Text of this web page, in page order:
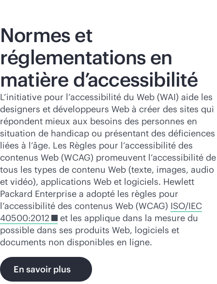
Normes et
réglementations en
matière d’accessibilité
L’initiative pour l’accessibilité du Web (WAI) aide les
designers et développeurs Web à créer des sites qui
répondent mieux aux besoins des personnes en
situation de handicap ou présentant des déficiences
liées à l’âge. Les Règles pour l’accessibilité des
contenus Web (WCAG) promeuvent l’accessibilité de
tous les types de contenu Web (texte, images, audio
et vidéo), applications Web et logiciels. Hewlett
Packard Enterprise a adopté les règles pour
l’accessibilité des contenus Web (WCAG) ISO/IEC
40500:2012
et les applique dans la mesure du
possible dans ses produits Web, logiciels et
documents non disponibles en ligne.
En savoir plus